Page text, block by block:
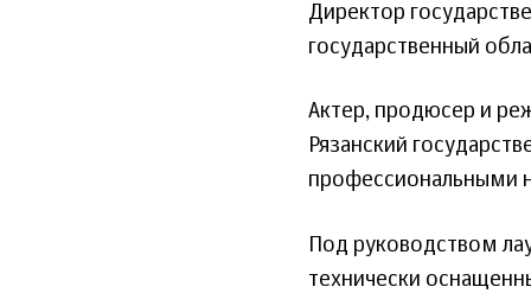
Директор
государственный
Актер, продюсер и
Рязанский
профессиональными
Под руководством
технически